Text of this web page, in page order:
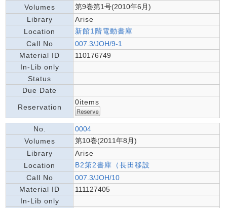
Volumes
第9巻第1号(2010年6月)
Library
Arise
Location
新館1階電動書庫
Call No
007.3/JOH/9-1
Material ID
110176749
In-Lib only
Status
Due Date
Reservation
0items
No.
0004
Volumes
第10巻(2011年8月)
Library
Arise
Location
B2第2書庫（長田移設
Call No
007.3/JOH/10
Material ID
111127405
In-Lib only